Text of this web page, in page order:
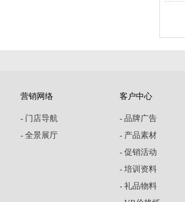
营销网络
- 门店导航
- 全景展厅
客户中心
- 品牌广告
- 产品素材
- 促销活动
- 培训资料
- 礼品物料